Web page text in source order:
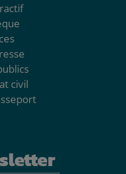
civil